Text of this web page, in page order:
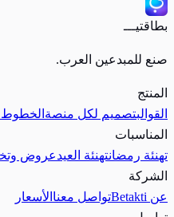
بطاقتيـــ
صنع للمبدعين العرب.
المنتج
القوالبتصميم لكل منصة الخطوط
المناسبات
تهنئة رمضانتهنئة العيدعروض
الشركة
عن Betakti
تواصل معنا الأسعار